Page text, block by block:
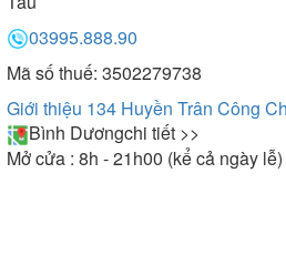
03995.888.90
Mã số thuế: 3502279738
Giới thiệu 134 Huyền Trân Công
Bình Dươngchi tiết >>
Mở cửa : 8h - 21h00 (kể cả ngày lễ)